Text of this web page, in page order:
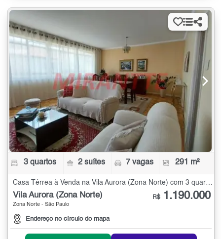
3 quartos 2 suítes 7 vagas 291 m²
Casa Térrea à Venda na Vila Aurora (Zona Norte) com 3 quartos - 291 m²
Vila Aurora (Zona Norte)
Zona Norte - São Paulo
Endereço no círculo do mapa
R$ 1.190.000